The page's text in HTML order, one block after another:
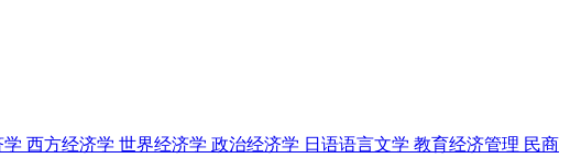
学 西方经济学 世界经济学 政治经济学 日语语言文学 教育经济管理 民商